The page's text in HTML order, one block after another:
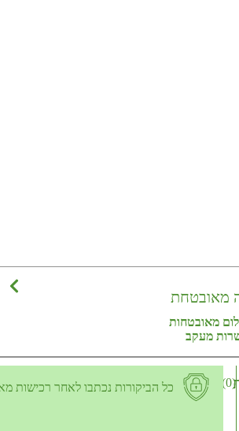
מאובטחת
מאובטחות
מעקב
(0) כל הביקורות נכתבו לאחר רכישות